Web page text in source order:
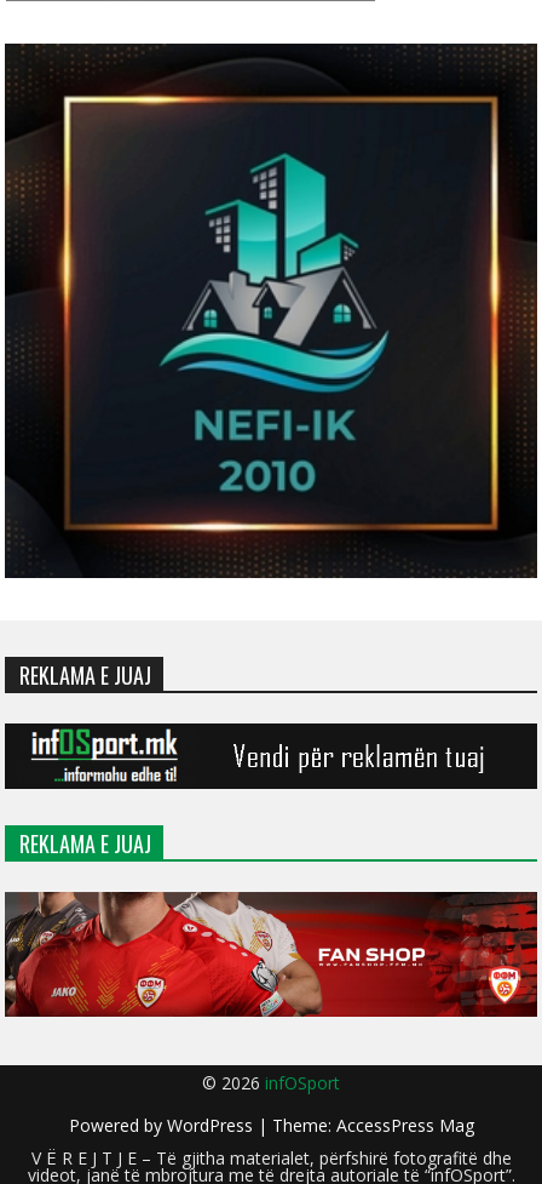
REKLAMA E JUAJ
REKLAMA E JUAJ
© 2026 infOSport
Powered by WordPress | Theme: AccessPress Mag
V Ë R E J T J E – Të gjitha materialet, përfshirë fotografitë dhe
videot, janë të mbrojtura me të drejta autoriale të “infOSport”.